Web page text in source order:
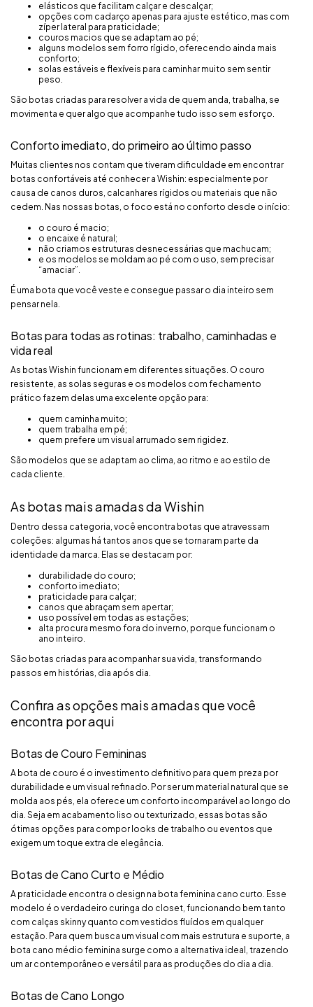
elásticos que facilitam calçar e descalçar;
opções com cadarço apenas para ajuste estético, mas com
zíper lateral para praticidade;
couros macios que se adaptam ao pé;
alguns modelos sem forro rígido, oferecendo ainda mais
conforto;
solas estáveis e flexíveis para caminhar muito sem sentir
peso.
São botas criadas para resolver a vida de quem anda, trabalha, se
movimenta e quer algo que acompanhe tudo isso sem esforço.
Conforto imediato, do primeiro ao último passo
Muitas clientes nos contam que tiveram dificuldade em encontrar
botas confortáveis até conhecer a Wishin: especialmente por
causa de canos duros, calcanhares rígidos ou materiais que não
cedem. Nas nossas botas, o foco está no conforto desde o início:
o couro é macio;
o encaixe é natural;
não criamos estruturas desnecessárias que machucam;
e os modelos se moldam ao pé com o uso, sem precisar
“amaciar”.
É uma bota que você veste e consegue passar o dia inteiro sem
pensar nela.
Botas para todas as rotinas: trabalho, caminhadas e
vida real
As botas Wishin funcionam em diferentes situações. O couro
resistente, as solas seguras e os modelos com fechamento
prático fazem delas uma excelente opção para:
quem caminha muito;
quem trabalha em pé;
quem prefere um visual arrumado sem rigidez.
São modelos que se adaptam ao clima, ao ritmo e ao estilo de
cada cliente.
As botas mais amadas da Wishin
Dentro dessa categoria, você encontra botas que atravessam
coleções: algumas há tantos anos que se tornaram parte da
identidade da marca. Elas se destacam por:
durabilidade do couro;
conforto imediato;
praticidade para calçar;
canos que abraçam sem apertar;
uso possível em todas as estações;
alta procura mesmo fora do inverno, porque funcionam o
ano inteiro.
São botas criadas para acompanhar sua vida, transformando
passos em histórias, dia após dia.
Confira as opções mais amadas que você
encontra por aqui
Botas de Couro Femininas
A bota de couro é o investimento definitivo para quem preza por
durabilidade e um visual refinado. Por ser um material natural que se
molda aos pés, ela oferece um conforto incomparável ao longo do
dia. Seja em acabamento liso ou texturizado, essas botas são
ótimas opções para compor looks de trabalho ou eventos que
exigem um toque extra de elegância.
Botas de Cano Curto e Médio
A praticidade encontra o design na bota feminina cano curto. Esse
modelo é o verdadeiro curinga do closet, funcionando bem tanto
com calças skinny quanto com vestidos fluídos em qualquer
estação. Para quem busca um visual com mais estrutura e suporte, a
bota cano médio feminina surge como a alternativa ideal, trazendo
um ar contemporâneo e versátil para as produções do dia a dia.
Botas de Cano Longo